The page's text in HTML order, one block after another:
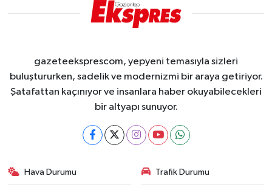
gazeteeksprescom, yepyeni temasıyla sizleri
buluştururken, sadelik ve modernizmi bir araya getiriyor.
Şatafattan kaçınıyor ve insanlara haber okuyabilecekleri
bir altyapı sunuyor.
Hava Durumu Trafik Durumu